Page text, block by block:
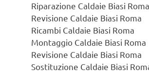
Riparazione Caldaie Biasi Roma
Revisione Caldaie Biasi Roma
Ricambi Caldaie Biasi Roma
Montaggio Caldaie Biasi Roma
Revisione Caldaie Biasi Roma
Sostituzione Caldaie Biasi